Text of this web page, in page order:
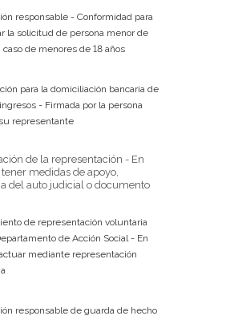
responsable - Conformidad para
la solicitud de persona menor de
caso de menores de 18 años
para la domiciliación bancaria de
- Firmada por la persona
representante
de la representación - En
tener medidas de apoyo,
del auto judicial o documento
de representación voluntaria
de Acción Social - En
mediante representación
responsable de guarda de hecho